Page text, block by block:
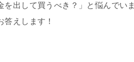
出して買うべき？」と悩んでいま
えします！